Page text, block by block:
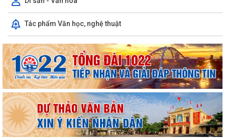
Tác phẩm Văn học, nghệ thuật
TRỌNG TÂM QUÝ III/2026 , CHUẨN BỊ NĂM HỌC...
HỘI ĐỒNG NHÂN DÂN PHƯỜNG NGÔ QUYỀN THÔNG BÁO KẾT QUẢ KỲ
HỌP THỨ 4
HỘI ĐỒNG NHÂN DÂN THÀNH PHỐ THÔNG BÁO KẾT QUẢ KỲ HỌP THỨ
3
BẾ MẠC VÀ TRAO THƯỞNG DIỄN TẬP CHIẾN ĐẤU PHÒNG THỦ
PHƯỜNG NGÔ QUYỀN NĂM 2026
Phường Ngô Quyền khai mạc Diễn tập chiến đấu phòng thủ năm 2026